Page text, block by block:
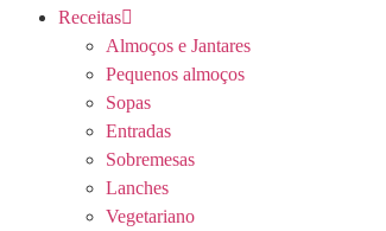
Receitas
Almoços e Jantares
Pequenos almoços
Sopas
Entradas
Sobremesas
Lanches
Vegetariano